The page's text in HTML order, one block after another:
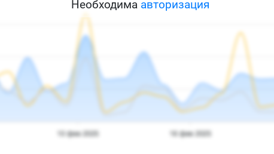
Необходима авторизация